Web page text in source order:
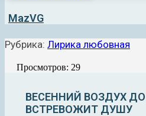
MazVG
Рубрика: Лирика любовная
Просмотров: 29
ВЕСЕННИЙ ВОЗДУХ
ВСТРЕВОЖИТ ДУШУ